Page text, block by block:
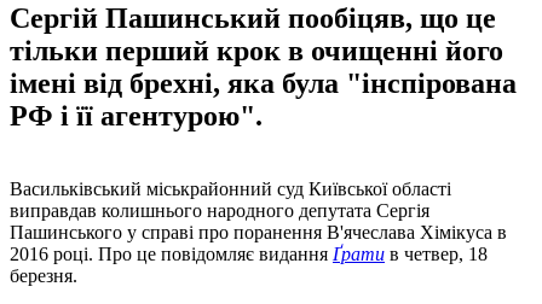
Сергій Пашинський пообіцяв, що це
тільки перший крок в очищенні його
імені від брехні, яка була "інспірована
РФ і її агентурою".
Васильківський міськрайонний суд Київської області
виправдав колишнього народного депутата Сергія
Пашинського у справі про поранення В'ячеслава Хімікуса в
2016 році. Про це повідомляє видання Ґрати в четвер, 18
березня.